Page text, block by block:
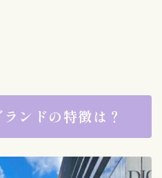
ンドの特徴は？